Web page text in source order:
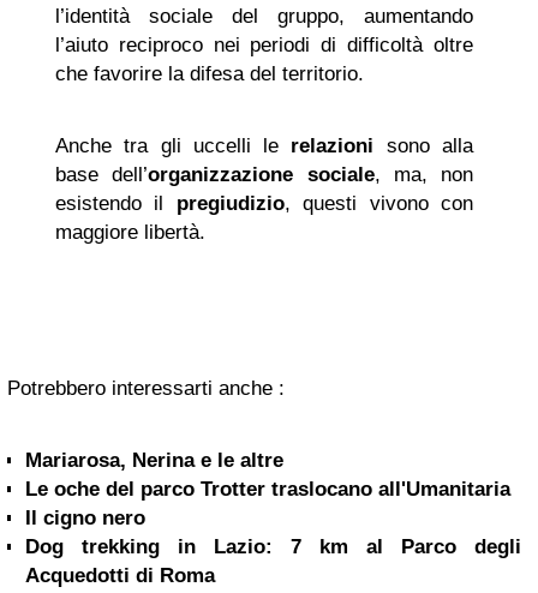
l’identità sociale del gruppo, aumentando
l’aiuto reciproco nei periodi di difficoltà oltre
che favorire la difesa del territorio.
Anche tra gli uccelli le relazioni sono alla
base dell’organizzazione sociale, ma, non
esistendo il pregiudizio, questi vivono con
maggiore libertà.
Potrebbero interessarti anche :
Mariarosa, Nerina e le altre
Le oche del parco Trotter traslocano all'Umanitaria
Il cigno nero
Dog trekking in Lazio: 7 km al Parco degli
Acquedotti di Roma